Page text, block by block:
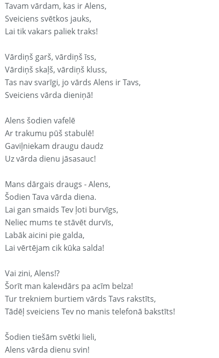
Tavam vārdam, kas ir Alens,
Sveiciens svētkos jauks,
Lai tik vakars paliek traks!
Vārdiņš garš, vārdiņš īss,
Vārdiņš skaļš, vārdiņš kluss,
Tas nav svarīgi, jo vārds Alens ir Tavs,
Sveiciens vārda dieniņā!
Alens šodien vafelē
Ar trakumu pūš stabulē!
Gaviļniekam draugu daudz
Uz vārda dienu jāsasauc!
Mans dārgais draugs - Alens,
Šodien Tava vārda diena.
Lai gan smaids Tev ļoti burvīgs,
Neliec mums te stāvēt durvīs,
Labāk aicini pie galda,
Lai vērtējam cik kūka salda!
Vai zini, Alens!?
Šorīt man kaleнdārs pa acīm belza!
Tur trekniem burtiem vārds Tavs rakstīts,
Tādēļ sveiciens Tev no manis telefonā bakstīts!
Šodien tiešām svētki lieli,
Alens vārda dienu svin!